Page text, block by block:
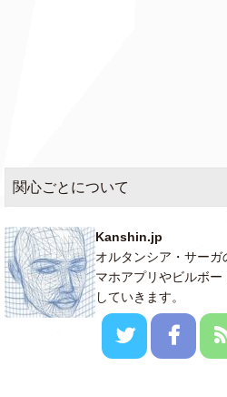
関心ごとについて
Kanshin.jp
オルタンシア・サー
マホアプリやビルボ
していきます。